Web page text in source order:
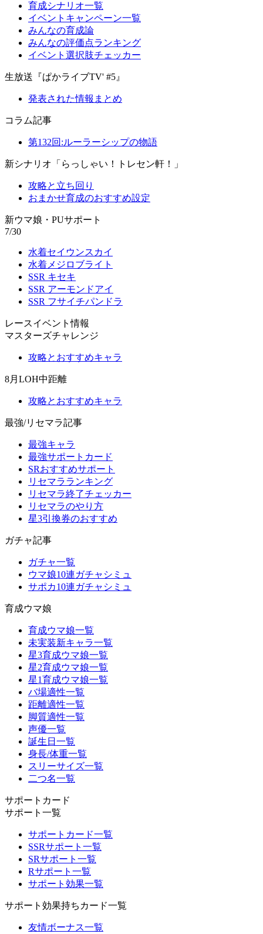
育成シナリオ一覧
イベントキャンペーン一覧
みんなの育成論
みんなの評価点ランキング
イベント選択肢チェッカー
生放送『ぱかライブTV' #5』
発表された情報まとめ
コラム記事
第132回:ルーラーシップの物語
新シナリオ「らっしゃい！トレセン軒！」
攻略と立ち回り
おまかせ育成のおすすめ設定
新ウマ娘・PUサポート
7/30
水着セイウンスカイ
水着メジロブライト
SSR キセキ
SSR アーモンドアイ
SSR フサイチパンドラ
レースイベント情報
マスターズチャレンジ
攻略とおすすめキャラ
8月LOH中距離
攻略とおすすめキャラ
最強/リセマラ記事
最強キャラ
最強サポートカード
SRおすすめサポート
リセマラランキング
リセマラ終了チェッカー
リセマラのやり方
星3引換券のおすすめ
ガチャ記事
ガチャ一覧
ウマ娘10連ガチャシミュ
サポカ10連ガチャシミュ
育成ウマ娘
育成ウマ娘一覧
未実装新キャラ一覧
星3育成ウマ娘一覧
星2育成ウマ娘一覧
星1育成ウマ娘一覧
バ場適性一覧
距離適性一覧
脚質適性一覧
声優一覧
誕生日一覧
身長/体重一覧
スリーサイズ一覧
二つ名一覧
サポートカード
サポート一覧
サポートカード一覧
SSRサポート一覧
SRサポート一覧
Rサポート一覧
サポート効果一覧
サポート効果持ちカード一覧
友情ボーナス一覧